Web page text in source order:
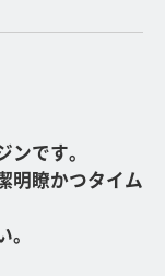
ンです。
明瞭かつタイム
。